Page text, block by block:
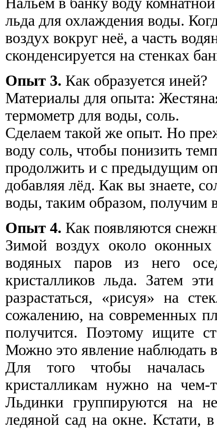
льда для охлаждения воды.
воздух вокруг неё, а часть
сконденсируется на стенках
Опыт 3. Как образуется иней?
Материалы для опыта:
термометр для воды, соль.
Сделаем такой же опыт. Но
воду соль, чтобы понизить
продолжить и с предыдущим
добавляя лёд. Как вы знаете,
воды, таким образом, получим
Опыт 4. Как появляются
Зимой воздух около оконных
водяных паров из него
кристалликов льда. Затем
разрастаться, «рисуя» на
сожалению, на современных
получится. Поэтому ищите
Можно это явление наблюдать
Для того чтобы началась
кристалликам нужно на
Льдинки группируются на
ледяной сад на окне. Кстати,